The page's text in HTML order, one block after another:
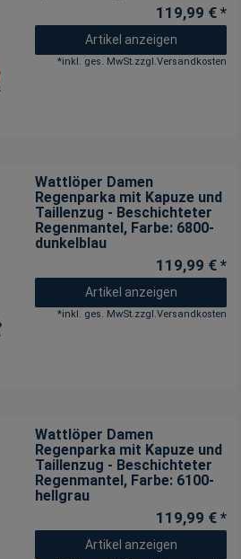
119,99 € *
Artikel anzeigen
*inkl. ges. MwSt.zzgl.Versandkosten
Wattlöper Damen
Regenparka mit Kapuze und
Taillenzug - Beschichteter
Regenmantel, Farbe: 6800-
dunkelblau
119,99 € *
Artikel anzeigen
*inkl. ges. MwSt.zzgl.Versandkosten
Wattlöper Damen
Regenparka mit Kapuze und
Taillenzug - Beschichteter
Regenmantel, Farbe: 6100-
hellgrau
119,99 € *
Artikel anzeigen